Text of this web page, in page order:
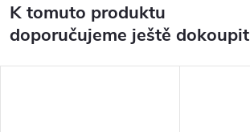
K tomuto produktu
doporučujeme ještě dokoupit